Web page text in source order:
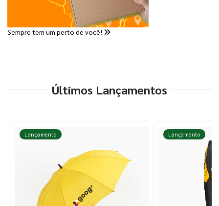
Sempre tem um perto de você!
Últimos Lançamentos
Lançamento Lançamento